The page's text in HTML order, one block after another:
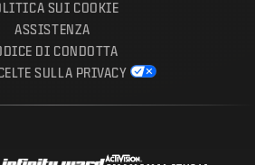
SUI COOKIE
ASSISTENZA
DI CONDOTTA
SULLA PRIVACY